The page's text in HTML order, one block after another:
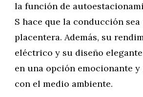
la función de
S hace que la conducción
placentera. Además, su
eléctrico y su diseño
en una opción emocionante y
con el medio ambiente.